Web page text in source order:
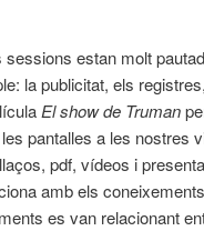
sessions estan molt
la publicitat, els
El show de Truman
pantalles a les nostres
pdf, vídeos i
amb els
es van relacionant